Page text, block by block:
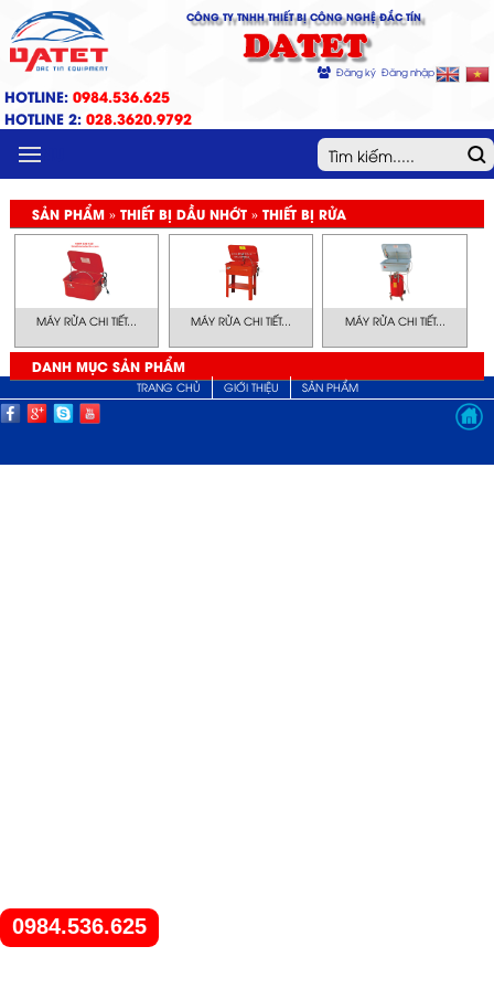
CÔNG TY TNHH THIẾT BỊ CÔNG NGHỆ ĐẮC TÍN
DATET
Đăng ký Đăng nhập
HOTLINE: 0984.536.625
HOTLINE 2: 028.3620.9792
0984.536.625
MENU
SẢN PHẨM » THIẾT BỊ DẦU NHỚT » THIẾT BỊ RỬA
MÁY RỬA CHI TIẾT... MÁY RỬA CHI TIẾT... MÁY RỬA CHI TIẾT...
DANH MỤC SẢN PHẨM
TRANG CHỦ GIỚI THIỆU SẢN PHẨM